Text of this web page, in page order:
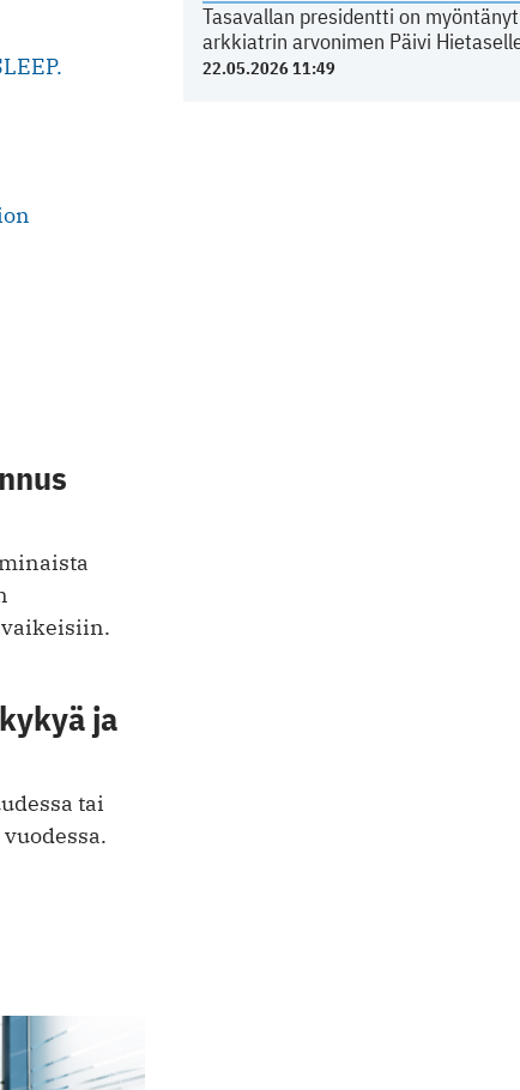
Tasavallan presidentti on myöntänyt
arkkiatrin arvonimen Päivi
22.05.2026 11:49
ja
tai